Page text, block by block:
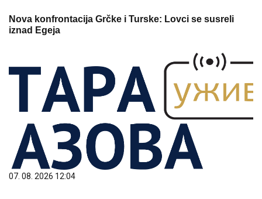
Nova konfrontacija Grčke i Turske: Lovci se susreli
iznad Egeja
07. 08. 2026 12:04